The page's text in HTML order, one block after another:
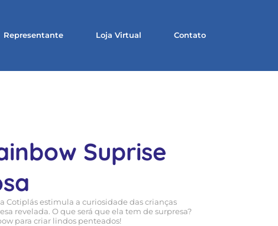
Representante Loja Virtual Contato
Suprise
Cotiplás estimula a curiosidade das crianças
revelada. O que será que ela tem de surpresa?
para criar lindos penteados!